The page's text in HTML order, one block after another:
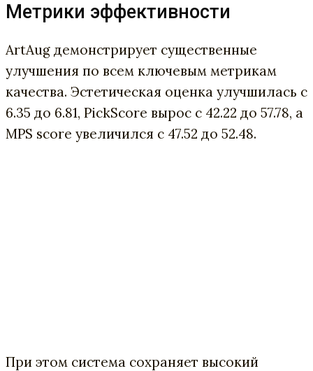
Метрики эффективности
ArtAug демонстрирует существенные
улучшения по всем ключевым метрикам
качества. Эстетическая оценка улучшилась с
6.35 до 6.81, PickScore вырос с 42.22 до 57.78, а
MPS score увеличился с 47.52 до 52.48.
При этом система сохраняет высокий